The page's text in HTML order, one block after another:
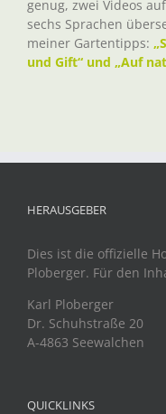
genug, zwei Videos
sechs Sprachen
meiner Gartentipps:
und Gift“ und „Auf
HERAUSGEBER
Dies ist die offizielle
Ploberger. Für den
Karl Ploberger
Dr. Schuhstraße 20
A-4863 Seewalchen
QUICKLINKS